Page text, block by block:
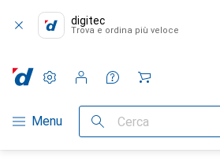
digitec
Trova e ordina più veloce
Categoria Navigazione
Menu Cerca
Impostazioni
Conto cliente
Liste di confronto
Liste dei desideri
Carrello